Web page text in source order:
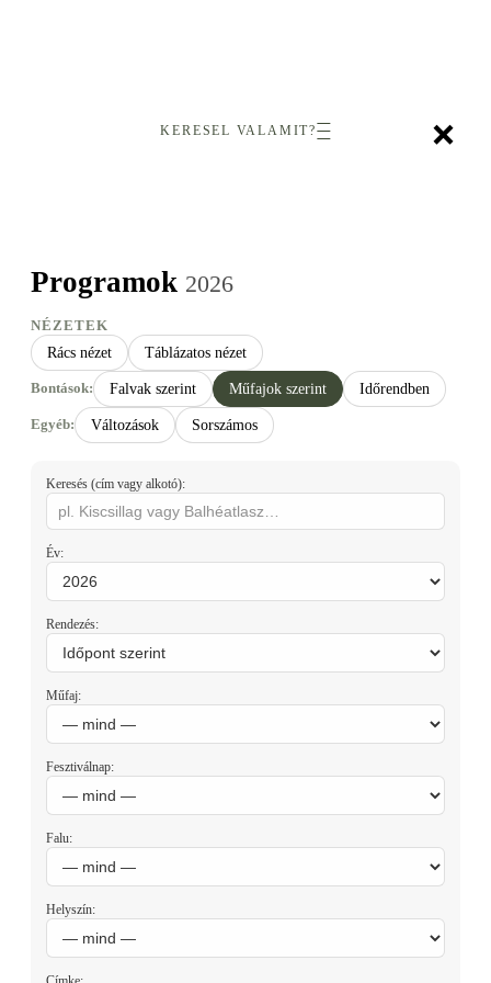
×
KERESEL VALAMIT?
Programok 2026
NÉZETEK
Rács nézet
Táblázatos nézet
Bontások: Falvak szerint Műfajok szerint Időrendben
Egyéb: Változások Sorszámos
Keresés (cím vagy alkotó):
Év:
Rendezés:
Műfaj:
Fesztiválnap:
Falu:
Helyszín: